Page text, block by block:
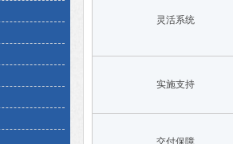
灵活系统
实施支持
交付保障